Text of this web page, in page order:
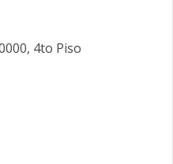
4to Piso